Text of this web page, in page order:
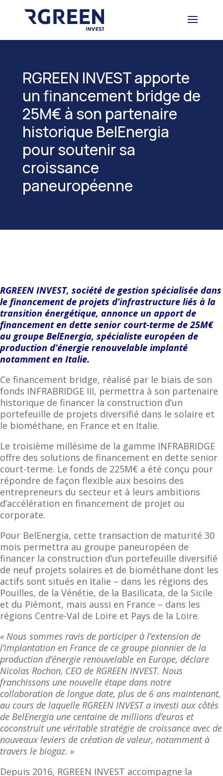
RGREEN INVEST apporte
un financement bridge de
25M€ à son partenaire
historique BelEnergia
pour soutenir sa
croissance
paneuropéenne
RGREEN INVEST, société de gestion spécialisée dans
le financement de projets d’infrastructure liés à la
transition énergétique, annonce un apport de
financement en dette senior court-terme de 25M€
au groupe BelEnergia, spécialiste européen de
production d’énergie renouvelable implanté
notamment en Italie.
Ce financement bridge, réalisé par le biais de son
fonds INFRABRIDGE III, permettra à son partenaire
historique de financer la construction d’un
portefeuille de projets diversifié dans le solaire et
le biométhane, en France et en Italie.
Le troisième millésime de la gamme INFRABRIDGE
offre des solutions de financement en dette senior
court-terme. Le fonds de 225M€ a été conçu pour
répondre de façon flexible aux besoins des
entrepreneurs du secteur et à leurs ambitions
d’accélération en financement de projet ou
corporate.
Pour BelEnergia, cette transaction de maturité 30
mois permettra au groupe paneuropéen de
financer la construction d’un portefeuille diversifié
de neuf projets solaires et de biométhane dont les
actifs sont situés en Italie – dans les régions des
Pouilles, de la Vénétie, de la Basilicata, de la Sicile
et du Piémont, mais aussi en France – dans les
régions Centre-Val de Loire et Pays de la Loire.
« Nous sommes ravis de participer à l’extension de
l’implantation en France de ce groupe pionnier de la
production d’énergie renouvelable en Europe, déclare
Nicolas Rochon, CEO de RGREEN INVEST. Nous
franchissons une nouvelle étape dans notre
collaboration de longue date, plus de 6 ans maintenant,
au cours de laquelle RGREEN INVEST a investi aux côtés
de BelEnergia une centaine de millions d’euros et
coconstruit une véritable stratégie de croissance avec de
nouveaux leviers de création de valeur, notamment à
travers le biogaz. »
Depuis 2016, RGREEN INVEST accompagne la